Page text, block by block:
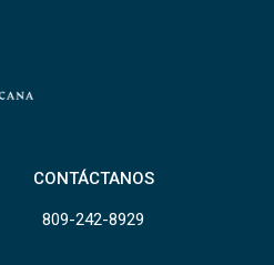
CONTÁCTANOS
809-242-8929